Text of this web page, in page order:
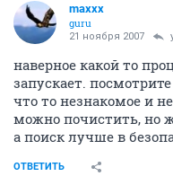
maxxx
guru
21 ноября 2007
наверное какой то
запускает.
что то незнакомое и
можно почистить, но
а поиск лучше в
ОТВЕТИТЬ